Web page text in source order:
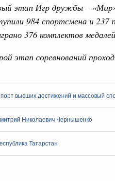
этап Игр дружбы –
984 спортсмена и 237
376 комплектов
этап соревнований
высших достижений и массовый
Николаевич Чернышенко
Татарстан
Порядка 110
в 35 регионах
и технологий
и гуманитарные
участие в
форума и
двух скоростных
зоны дорожного